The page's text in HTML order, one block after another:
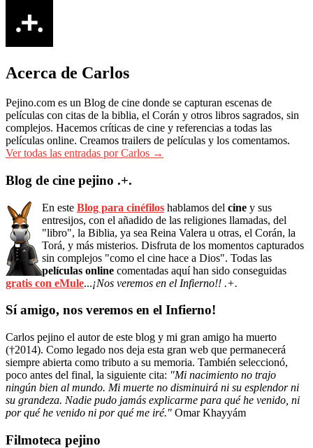
Acerca de Carlos
Pejino.com es un Blog de cine donde se capturan escenas de
películas con citas de la biblia, el Corán y otros libros sagrados, sin
complejos. Hacemos críticas de cine y referencias a todas las
películas online. Creamos trailers de películas y los comentamos.
Ver todas las entradas por Carlos →
Blog de cine pejino .+.
En este Blog para cinéfilos hablamos del cine y sus
entresijos, con el añadido de las religiones llamadas, del
"libro", la Biblia, ya sea Reina Valera u otras, el Corán, la
Torá, y más misterios. Disfruta de los momentos capturados
sin complejos "como el cine hace a Dios". Todas las
películas online comentadas aquí han sido conseguidas
gratis con eMule...¡Nos veremos en el Infierno!! .+.
Sí amigo, nos veremos en el Infierno!
Carlos pejino el autor de este blog y mi gran amigo ha muerto
(†2014). Como legado nos deja esta gran web que permanecerá
siempre abierta como tributo a su memoria. También seleccionó,
poco antes del final, la siguiente cita: "Mi nacimiento no trajo
ningún bien al mundo. Mi muerte no disminuirá ni su esplendor ni
su grandeza. Nadie pudo jamás explicarme para qué he venido, ni
por qué he venido ni por qué me iré." Omar Khayyám
Filmoteca pejino